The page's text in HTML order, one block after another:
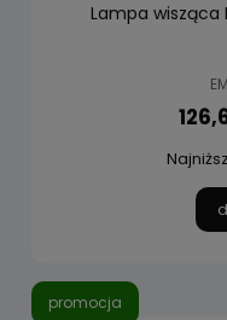
Lampa wisząca
promocja